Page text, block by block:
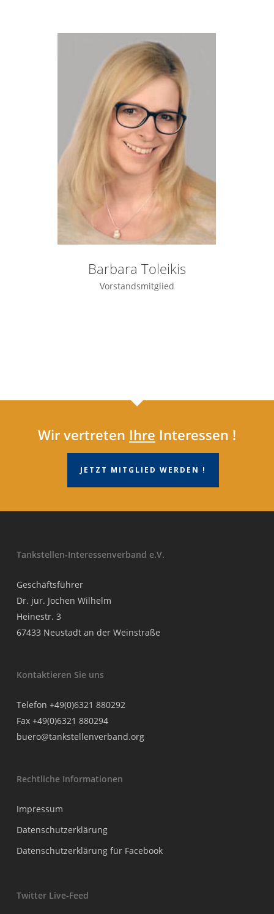
Barbara Toleikis
Vorstandsmitglied
Wir vertreten Ihre Interessen !
JETZT MITGLIED WERDEN !
Tankstellen-Interessenverband e.V.
Geschäftsführer
Dr. jur. Jochen Wilhelm
Heinestr. 3
67433 Neustadt an der Weinstraße
Kontaktieren Sie uns
Telefon +49(0)6321 880292
Fax +49(0)6321 880294
buero@tankstellenverband.org
Rechtliche Informationen
Impressum
Datenschutzerklärung
Datenschutzerklärung für Facebook
Twitter Live-Feed